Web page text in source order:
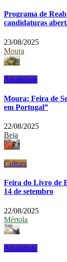
Programa de
candidaturas
23/08/2025
Moura
Atualidade
Moura: Feira de
em Portugal”
22/08/2025
Beja
Cultura
Feira do Livro de
14 de setembro
22/08/2025
Mértola
Atualidade